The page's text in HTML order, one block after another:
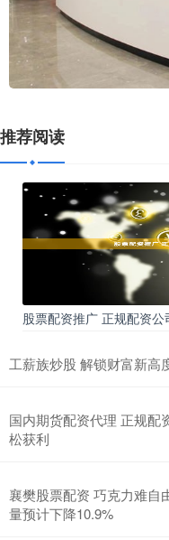
推荐阅读
股票配资推广 正规配资
工薪族炒股 解锁财富新高
国内期货配资代理 正规配
松获利
襄樊股票配资 巧克力难自
量预计下降10.9%